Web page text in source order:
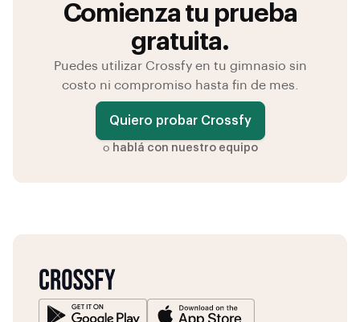
Comienza tu prueba
gratuita.
Puedes utilizar Crossfy en tu gimnasio sin
costo ni compromiso hasta fin de mes.
Quiero probar Crossfy
o hablá con nuestro equipo